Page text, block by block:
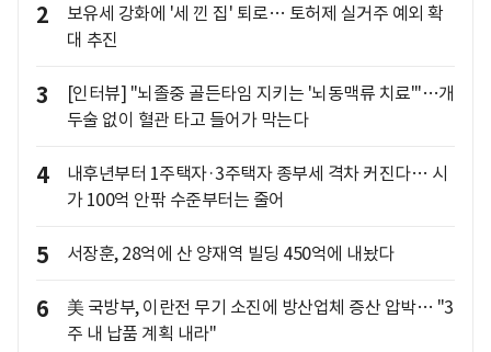
2
보유세 강화에 '세 낀 집' 퇴로… 토허제 실거주 예외 확
대 추진
3
[인터뷰] "뇌졸중 골든타임 지키는 '뇌동맥류 치료'"…개
두술 없이 혈관 타고 들어가 막는다
4
내후년부터 1주택자·3주택자 종부세 격차 커진다… 시
가 100억 안팎 수준부터는 줄어
5 서장훈, 28억에 산 양재역 빌딩 450억에 내놨다
6
美 국방부, 이란전 무기 소진에 방산업체 증산 압박… "3
주 내 납품 계획 내라"